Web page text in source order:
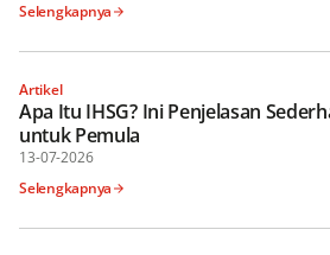
Selengkapnya
Artikel
Apa Itu IHSG? Ini Penjelasan
untuk Pemula
13-07-2026
Selengkapnya